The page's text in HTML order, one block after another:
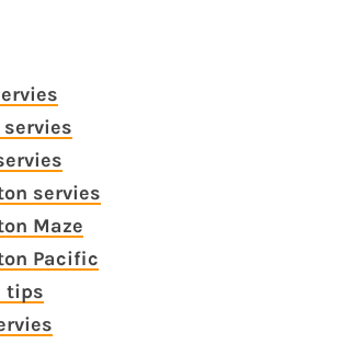
servies
Maze
Pacific
tips